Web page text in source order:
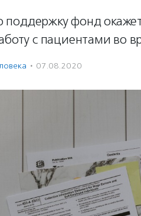
фонд
с пациентами во
· 07.08.2020